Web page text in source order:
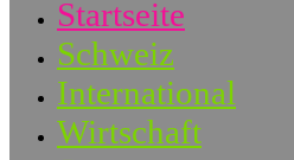
Startseite
Schweiz
International
Wirtschaft